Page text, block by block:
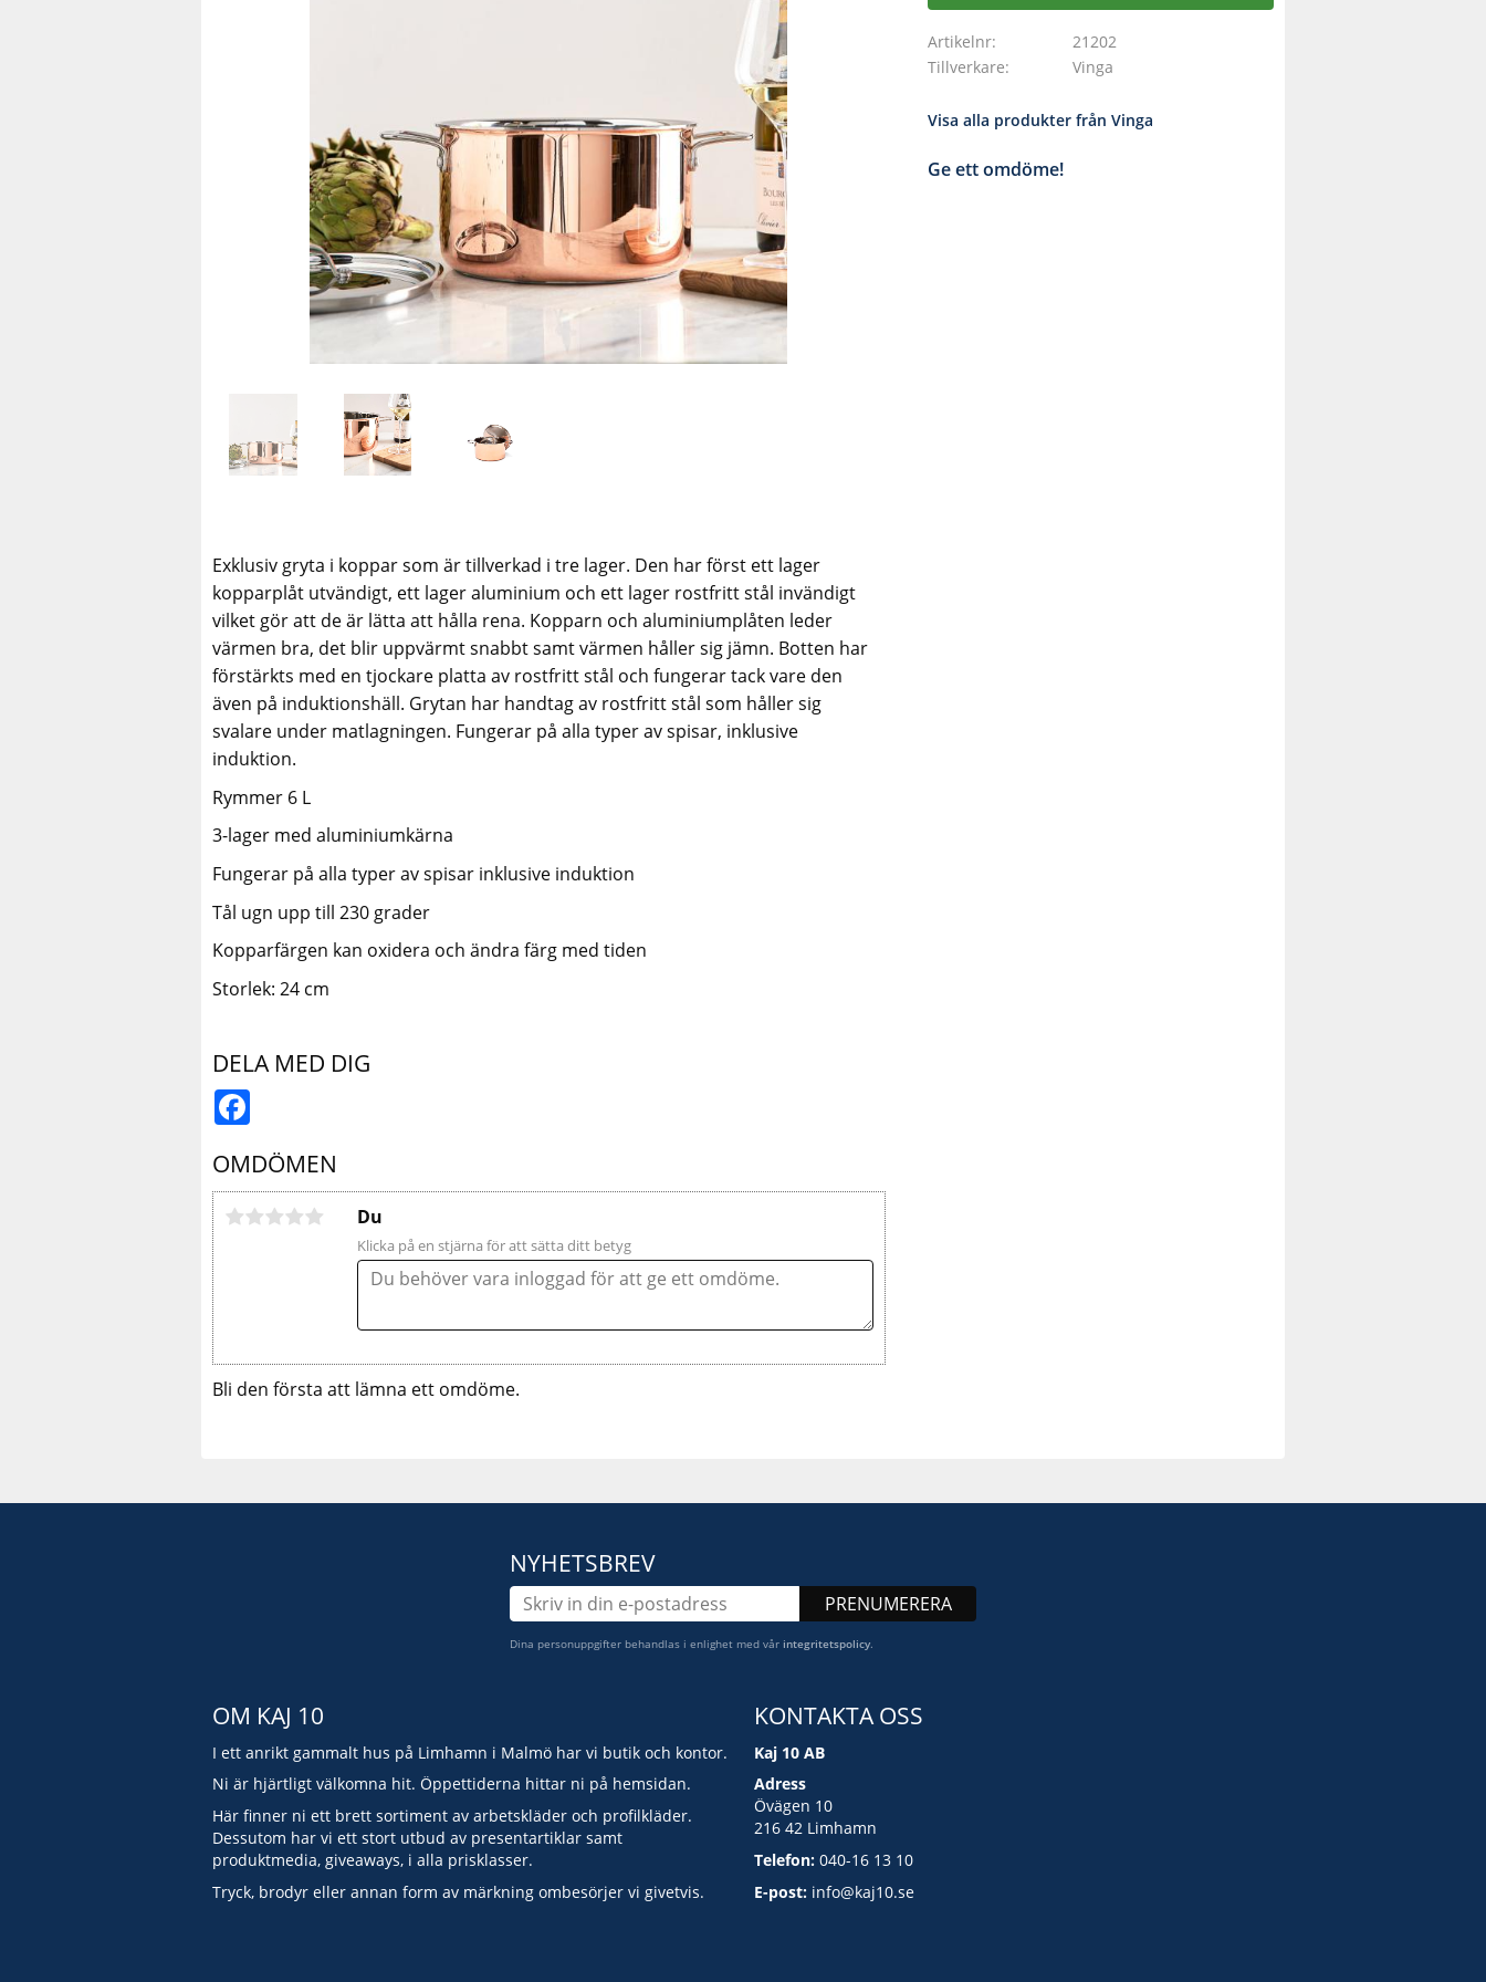
Artikelnr
21202
Tillverkare
Vinga
Visa alla produkter från Vinga
Ge ett omdöme!
Exklusiv gryta i koppar som är tillverkad i tre lager. Den har först ett lager
kopparplåt utvändigt, ett lager aluminium och ett lager rostfritt stål invändigt
vilket gör att de är lätta att hålla rena. Kopparn och aluminiumplåten leder
värmen bra, det blir uppvärmt snabbt samt värmen håller sig jämn. Botten har
förstärkts med en tjockare platta av rostfritt stål och fungerar tack vare den
även på induktionshäll. Grytan har handtag av rostfritt stål som håller sig
svalare under matlagningen. Fungerar på alla typer av spisar, inklusive
induktion.
Rymmer 6 L
3-lager med aluminiumkärna
Fungerar på alla typer av spisar inklusive induktion
Tål ugn upp till 230 grader
Kopparfärgen kan oxidera och ändra färg med tiden
Storlek: 24 cm
DELA MED DIG
OMDÖMEN
Du
Klicka på en stjärna för att sätta ditt betyg
Bli den första att lämna ett omdöme.
NYHETSBREV
PRENUMERERA
Dina personuppgifter behandlas i enlighet med vår integritetspolicy.
OM KAJ 10
I ett anrikt gammalt hus på Limhamn i Malmö har vi butik och kontor.
Ni är hjärtligt välkomna hit. Öppettiderna hittar ni på hemsidan.
Här finner ni ett brett sortiment av arbetskläder och profilkläder.
Dessutom har vi ett stort utbud av presentartiklar samt
produktmedia, giveaways, i alla prisklasser.
Tryck, brodyr eller annan form av märkning ombesörjer vi givetvis.
KONTAKTA OSS
Kaj 10 AB
Adress
Övägen 10
216 42 Limhamn
Telefon: 040-16 13 10
E-post: info@kaj10.se